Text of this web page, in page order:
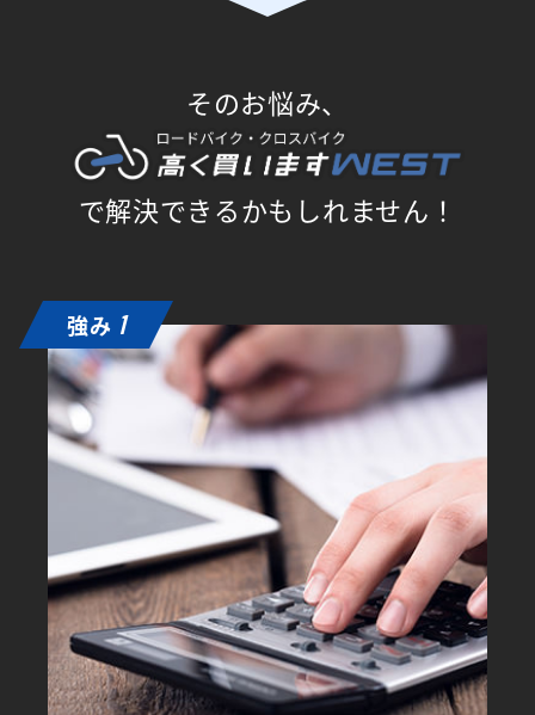
そのお悩み、
で解決できるかもしれません！
強み 1